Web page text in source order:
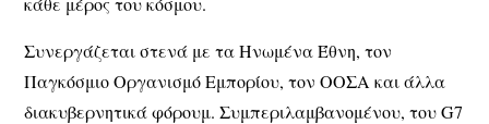
Συνεργάζεται στενά με τα Ηνωμένα Έθνη, τον
Παγκόσμιο Οργανισμό Εμπορίου, τον ΟΟΣΑ και άλλα
διακυβερνητικά φόρουμ. Συμπεριλαμβανομένου, του G7